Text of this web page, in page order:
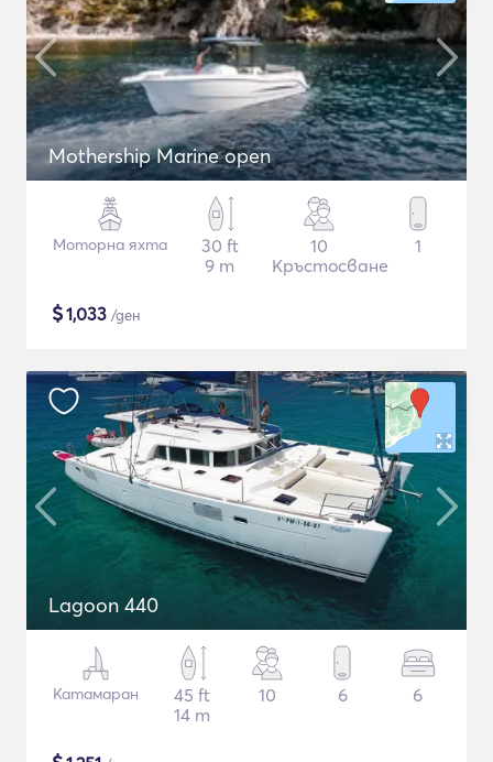
Mothership Marine open
Моторна яхта
30 ft
9 m
10
Кръстосване
1
$1,033 /ден
Lagoon 440
Катамаран
45 ft
14 m
10 6 6